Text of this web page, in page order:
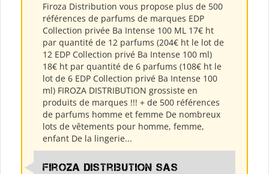
Firoza Distribution vous propose plus de 500
références de parfums de marques EDP
Collection privée Ba Intense 100 ML 17€ ht
par quantité de 12 parfums (204€ ht le lot de
12 EDP Collection privé Ba Intense 100 ml)
18€ ht par quantité de 6 parfums (108€ ht le
lot de 6 EDP Collection privé Ba Intense 100
ml) FIROZA DISTRIBUTION grossiste en
produits de marques !!! + de 500 références
de parfums homme et femme De nombreux
lots de vêtements pour homme, femme,
enfant De la lingerie...
Firoza Distribution SAS